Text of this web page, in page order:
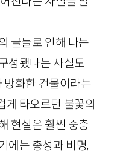
글들로 인해 나는
성됐다는 사실도
방화한 건물이라는
게 타오르던 불꽃의
현실은 훨씬 중층
에는 총성과 비명,